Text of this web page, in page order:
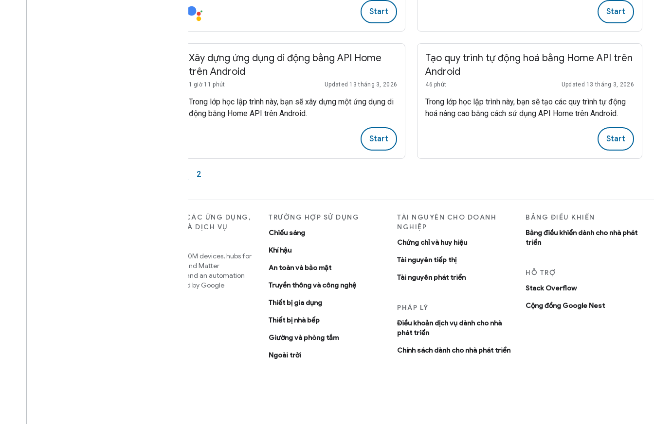
Start Start
Xây dựng ứng dụng di động bằng API Home
trên Android
1 giờ 11 phút Updated 13 tháng 3, 2026
Trong lớp học lập trình này, bạn sẽ xây dựng một ứng dụng di
động bằng Home API trên Android.
Start
Tạo quy trình tự động hoá bằng Home API trên
Android
46 phút Updated 13 tháng 3, 2026
Trong lớp học lập trình này, bạn sẽ tạo các quy trình tự động
hoá nâng cao bằng cách sử dụng API Home trên Android.
Start
2
DÀNH CHO CÁC ỨNG DỤNG,
NỀN TẢNG VÀ DỊCH VỤ
Access over 600M devices, hubs for
Google Home and Matter
infrastructure, and an automation
engine powered by Google
TRƯỜNG HỢP SỬ DỤNG
Chiếu sáng
Khí hậu
An toàn và bảo mật
Truyền thông và công nghệ
Thiết bị gia dụng
Thiết bị nhà bếp
Giường và phòng tắm
Ngoài trời
TÀI NGUYÊN CHO DOANH
NGHIỆP
Chứng chỉ và huy hiệu
Tài nguyên tiếp thị
Tài nguyên phát triển
PHÁP LÝ
Ðiều khoản dịch vụ dành cho nhà
phát triển
Chính sách dành cho nhà phát triển
BẢNG ĐIỀU KHIỂN
Bảng điều khiển dành cho nhà phát
triển
HỖ TRỢ
Stack Overflow
Cộng đồng Google Nest